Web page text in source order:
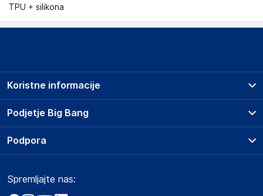
TPU + silikona
Podjetje Big Bang
O podjetju
Obvestila za javnost
Koristne informacije
Prodajna mesta
Storitve
Dostava, vnos in odvoz
Podpora
Marketplace
Spremljajte nas: